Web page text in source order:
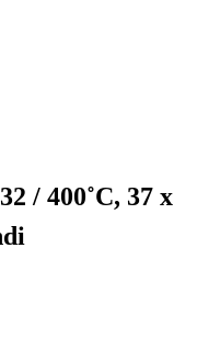
/ 400˚C, 37 x